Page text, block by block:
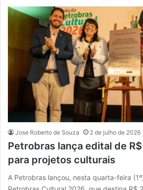
Jose Roberto de Souza 2 de julho de 2026
Petrobras lança edital de
para projetos culturais
A Petrobras lançou, nesta quarta-feira